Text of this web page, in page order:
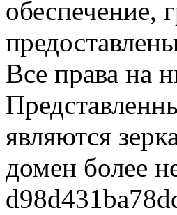
обеспечение,
Все права на
являются
домен более